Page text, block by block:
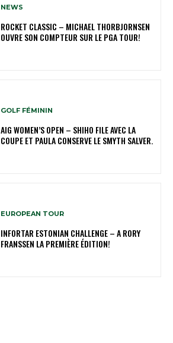
NEWS
ROCKET CLASSIC – MICHAEL THORBJORNSEN
OUVRE SON COMPTEUR SUR LE PGA TOUR!
GOLF FÉMININ
AIG WOMEN’S OPEN – SHIHO FILE AVEC LA
COUPE ET PAULA CONSERVE LE SMYTH SALVER.
EUROPEAN TOUR
INFORTAR ESTONIAN CHALLENGE – A RORY
FRANSSEN LA PREMIÈRE ÉDITION!